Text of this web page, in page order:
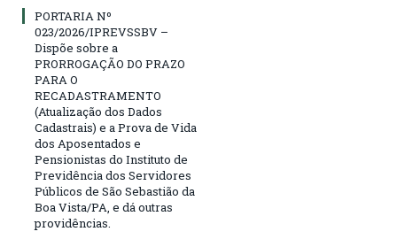
PORTARIA Nº
023/2026/IPREVSSBV –
Dispõe sobre a
PRORROGAÇÃO DO PRAZO
PARA O
RECADASTRAMENTO
(Atualização dos Dados
Cadastrais) e a Prova de Vida
dos Aposentados e
Pensionistas do Instituto de
Previdência dos Servidores
Públicos de São Sebastião da
Boa Vista/PA, e dá outras
providências.